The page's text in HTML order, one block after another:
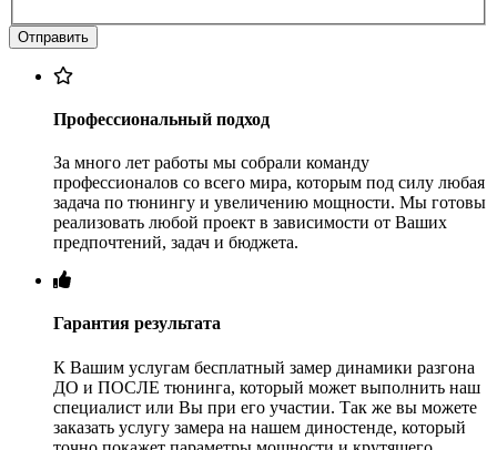
Профессиональный подход
За много лет работы мы собрали команду
профессионалов со всего мира, которым под силу любая
задача по тюнингу и увеличению мощности. Мы готовы
реализовать любой проект в зависимости от Ваших
предпочтений, задач и бюджета.
Гарантия результата
К Вашим услугам бесплатный замер динамики разгона
ДО и ПОСЛЕ тюнинга, который может выполнить наш
специалист или Вы при его участии. Так же вы можете
заказать услугу замера на нашем диностенде, который